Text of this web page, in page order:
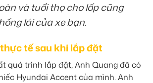
và tuổi thọ cho lốp cũng
lái của xe bạn.
tế sau khi lắp đặt
quá trình lắp đặt, Anh Quang đã có
Hyundai Accent của mình. Anh